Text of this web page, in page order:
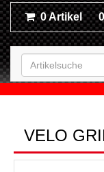
0 Artikel
VELO